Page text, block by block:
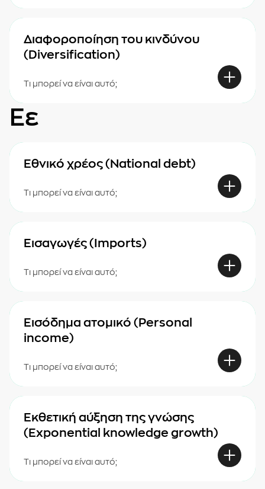
Διαφοροποίηση του κινδύνου
(Diversification)
Τι μπορεί να είναι αυτό;
Εε
Εθνικό χρέος (National debt)
Τι μπορεί να είναι αυτό;
Εισαγωγές (Imports)
Τι μπορεί να είναι αυτό;
Εισόδημα ατομικό (Personal
income)
Τι μπορεί να είναι αυτό;
Εκθετική αύξηση της γνώσης
(Exponential knowledge growth)
Τι μπορεί να είναι αυτό;